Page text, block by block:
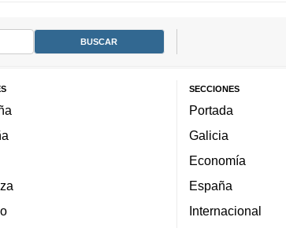
SECCIONES
Portada
Galicia
Economía
España
Internacional